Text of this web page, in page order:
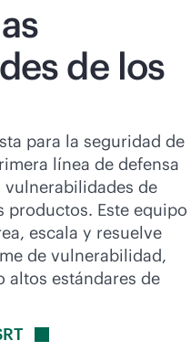
de los
para la seguridad de
línea de defensa
de
productos. Este equipo
escala y resuelve
de vulnerabilidad,
altos estándares de